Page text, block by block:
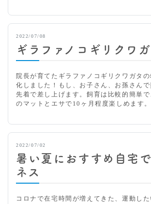
果
い
お
知
ら
せ
2022/07/08
ギラファノコギリクワガ
院長が育てたギラファノコギリクワガタ
化しました！もし、お子さん、お孫さん
先着で差し上げます。飼育は比較的簡単
のマットとエサで10ヶ月程度楽しめます。
2022/07/02
暑い夏におすすめ自宅で
ネス
コロナで在宅時間が増えてきた、運動し